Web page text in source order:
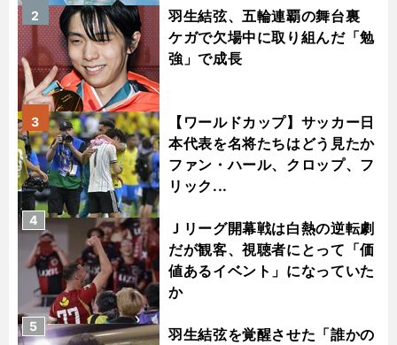
羽生結弦、五輪連覇の舞台裏
ケガで欠場中に取り組んだ「勉
強」で成長
2
【ワールドカップ】サッカー日
本代表を名将たちはどう見たか
ファン・ハール、クロップ、フ
リック...
3
Ｊリーグ開幕戦は白熱の逆転劇
だが観客、視聴者にとって「価
値あるイベント」になっていた
か
4
羽生結弦を覚醒させた「誰かの
5